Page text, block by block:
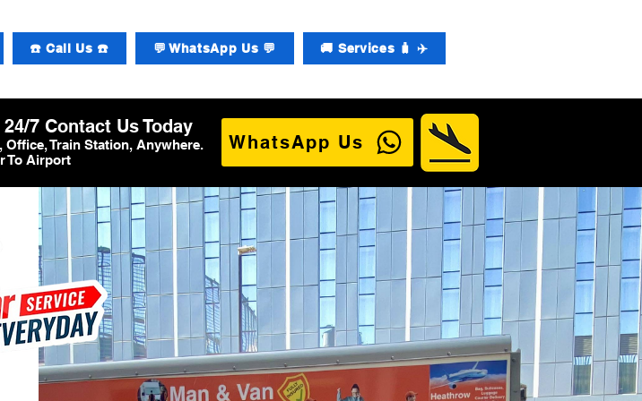
☎️ Call Us ☎️ 💬 WhatsApp Us 💬 🚚 Services 🧳 ✈️
7 Contact Us Today
Office, Train Station, Anywhere.
To Airport
WhatsApp Us